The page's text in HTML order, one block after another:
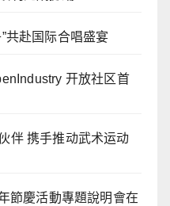
共赴国际合唱盛宴
开放社区首
伴 携手推动武术运动
節慶活動專題說明會在